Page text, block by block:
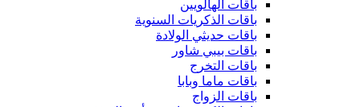
باقات الهالويين
باقات الذكريات السنوية
باقات حديثي الولادة
باقات بيبي شاور
باقات التخرج
باقات ماما وبابا
باقات الزواج